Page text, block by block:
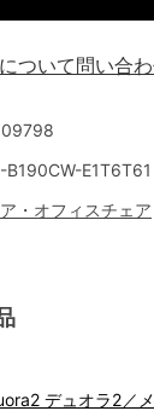
B190CW-E1T6T61
・オフィスチェア
デュオラ2／
ついて問い合